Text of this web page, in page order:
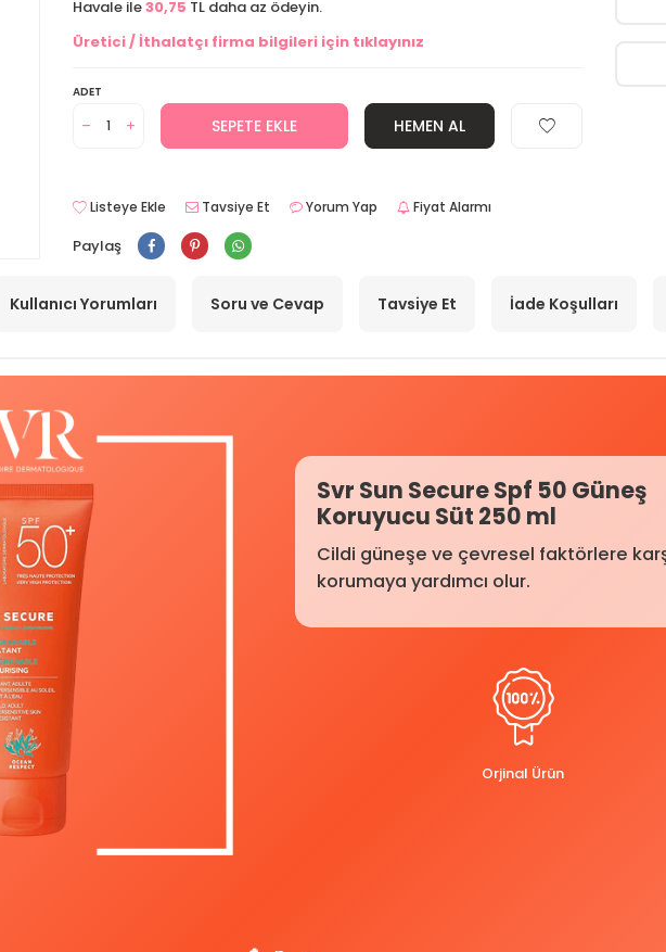
Havale ile30,75 TL daha az ödeyin.
Üretici / İthalatçı firma bilgileri için tıklayınız
ADET
SEPETE EKLE HEMEN AL
Listeye Ekle Tavsiye Et Yorum Yap Fiyat Alarmı
Paylaş
Kullanıcı Yorumları Soru ve Cevap Tavsiye Et İade Koşulları
Svr Sun Secure Spf 50 Güneş
Koruyucu Süt 250 ml
Cildi güneşe ve çevresel faktörlere
korumaya yardımcı olur.
Orjinal Ürün